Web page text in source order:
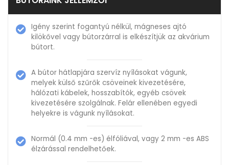
Igény szerint fogantyú nélkül, mágneses ajtó
kilökővel vagy bútorzárral is elkészítjük az akvárium
bútort.
A bútor hátlapjára szervíz nyílásokat vágunk,
melyek külső szűrők csöveinek kivezetésére,
hálózati kábelek, hosszabítók, egyéb csövek
kivezetésére szolgálnak. Felár ellenében egyedi
helyekre is vágunk nyílásokat.
Normál (0.4 mm -es) élfóliával, vagy 2 mm -es ABS
élzárással rendelhetőek.